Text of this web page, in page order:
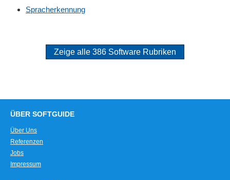
Spracherkennung
Zeige alle 386 Software Rubriken
ÜBER SOFTGUIDE
Über Uns
Referenzen
Jobs
Impressum